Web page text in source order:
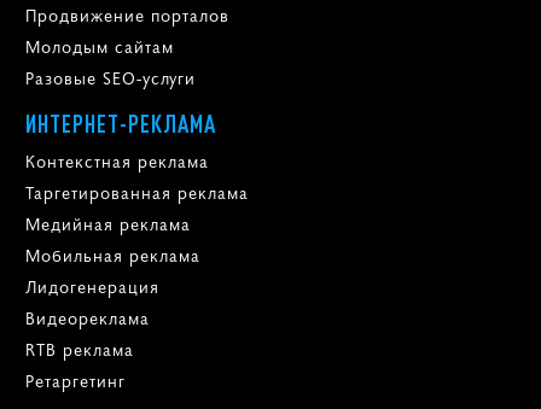
Продвижение порталов
Молодым сайтам
Разовые SEO-услуги
ИНТЕРНЕТ-РЕКЛАМА
Контекстная реклама
Таргетированная реклама
Медийная реклама
Мобильная реклама
Лидогенерация
Видеореклама
RTB реклама
Ретаргетинг